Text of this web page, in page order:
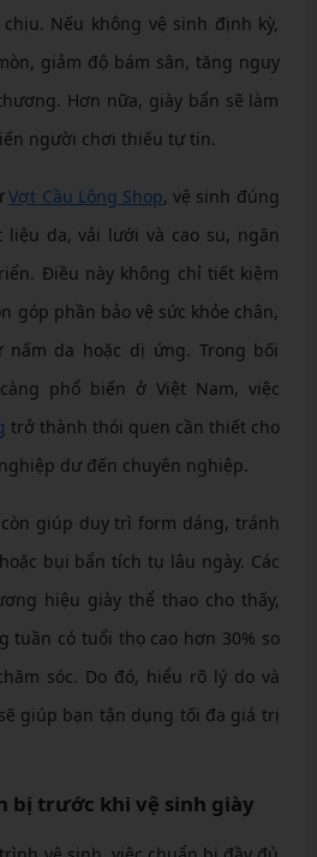
Nếu không vệ sinh định kỳ,
giảm độ bám sân, tăng nguy
Hơn nữa, giày bẩn sẽ làm
người chơi thiếu tự tin.
Vợt Cầu Lông Shop, vệ sinh đúng
liệu da, vải lưới và cao su, ngăn
Điều này không chỉ tiết kiệm
góp phần bảo vệ sức khỏe chân,
da hoặc dị ứng. Trong bối
phổ biến ở Việt Nam, việc
trở thành thói quen cần thiết cho
dư đến chuyên nghiệp.
giúp duy trì form dáng, tránh
bụi bẩn tích tụ lâu ngày. Các
hiệu giày thể thao cho thấy,
tuần có tuổi thọ cao hơn 30% so
sóc. Do đó, hiểu rõ lý do và
giúp bạn tận dụng tối đa giá trị
bị trước khi vệ sinh giày